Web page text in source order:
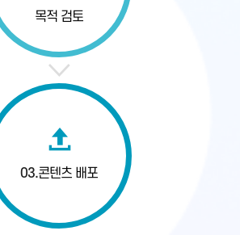
목적 검토
03.콘텐츠 배포